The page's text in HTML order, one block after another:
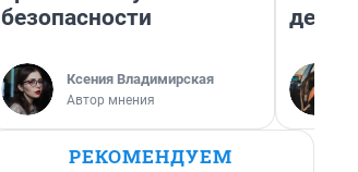
безопасности
Ксения Владимирская
Автор мнения
РЕКОМЕНДУЕМ